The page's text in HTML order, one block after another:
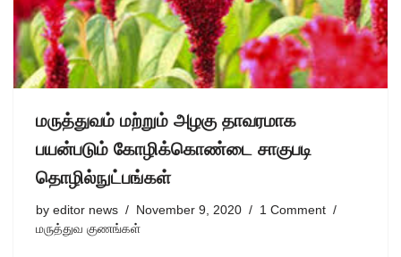
மருத்துவம் மற்றும் அழகு தாவரமாக
பயன்படும் கோழிக்கொண்டை சாகுபடி
தொழில்நுட்பங்கள்
by editor news November 9, 2020
1 Comment
மருத்துவ குணங்கள்